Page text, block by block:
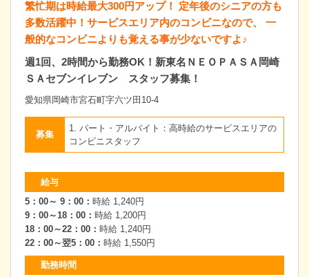
繁忙期は時給最大300円アップ！ 定年後のシニアの方も
多数活躍中！サービスエリア内のコンビニなので、 一
般的なコンビニよりも覚える事が少ないですよ♪
週1回、2時間から勤務OK！新東名ＮＥＯＰＡＳＡ岡崎
ＳＡセブンイレブン スタッフ募集！
愛知県岡崎市宮石町字六ツ田10-4
募集
1. パート・アルバイト：高時給のサービスエリアの
コンビニスタッフ
給与
5：00～ 9：00： 時給 1,240円
9：00～18：00： 時給 1,200円
18：00～22：00： 時給 1,240円
22：00～翌5：00： 時給 1,550円
勤務時間